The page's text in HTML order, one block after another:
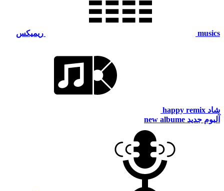
musics ریمیکس
شاد happy remix
آلبوم جدید new albume